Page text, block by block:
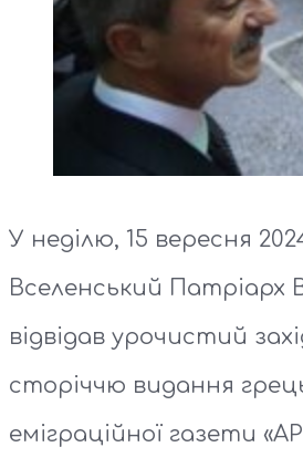
У неділю, 15 вересня
Вселенський Патріарх
відвідав урочистий
сторіччю видання
еміграційної газети